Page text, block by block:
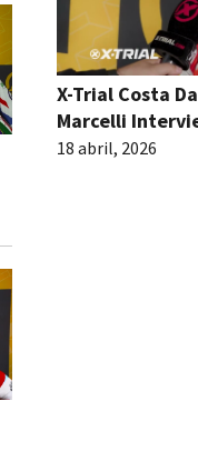
X-Trial Costa
Marcelli
18 abril, 2026